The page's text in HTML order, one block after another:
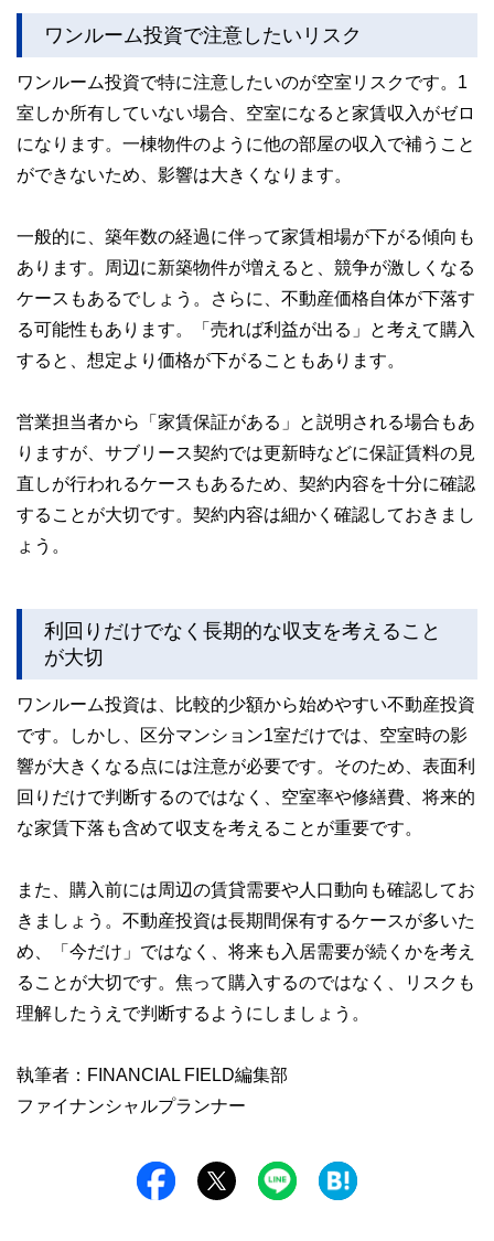
ワンルーム投資で注意したいリスク
ワンルーム投資で特に注意したいのが空室リスクです。1
室しか所有していない場合、空室になると家賃収入がゼロ
になります。一棟物件のように他の部屋の収入で補うこと
ができないため、影響は大きくなります。
一般的に、築年数の経過に伴って家賃相場が下がる傾向も
あります。周辺に新築物件が増えると、競争が激しくなる
ケースもあるでしょう。さらに、不動産価格自体が下落す
る可能性もあります。「売れば利益が出る」と考えて購入
すると、想定より価格が下がることもあります。
営業担当者から「家賃保証がある」と説明される場合もあ
りますが、サブリース契約では更新時などに保証賃料の見
直しが行われるケースもあるため、契約内容を十分に確認
することが大切です。契約内容は細かく確認しておきまし
ょう。
利回りだけでなく長期的な収支を考えること
が大切
ワンルーム投資は、比較的少額から始めやすい不動産投資
です。しかし、区分マンション1室だけでは、空室時の影
響が大きくなる点には注意が必要です。そのため、表面利
回りだけで判断するのではなく、空室率や修繕費、将来的
な家賃下落も含めて収支を考えることが重要です。
また、購入前には周辺の賃貸需要や人口動向も確認してお
きましょう。不動産投資は長期間保有するケースが多いた
め、「今だけ」ではなく、将来も入居需要が続くかを考え
ることが大切です。焦って購入するのではなく、リスクも
理解したうえで判断するようにしましょう。
執筆者：FINANCIAL FIELD編集部
ファイナンシャルプランナー